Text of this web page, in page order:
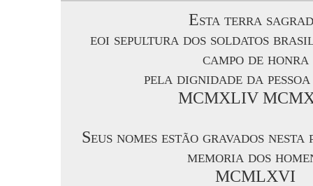
Esta terra
eoi sepultura dos soldatos
campo de honra
pela dignidade da
MCMXLIV
Seus nomes estão gravados
memoria dos
MCMLXVI